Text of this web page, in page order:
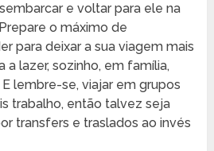
e voltar para ele na
o máximo de
para deixar a sua viagem mais
a lazer, sozinho, em família,
lembre-se, viajar em grupos
trabalho, então talvez seja
transfers e traslados ao invés